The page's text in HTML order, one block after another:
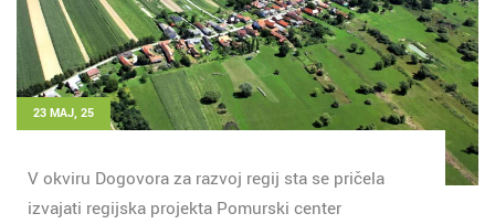
23 MAJ, 25
V okviru Dogovora za razvoj regij sta se pričela
izvajati regijska projekta Pomurski center